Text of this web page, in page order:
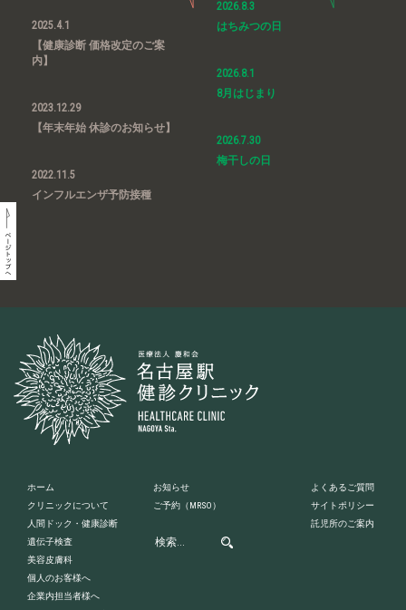
2025.4.1
【健康診断 価格改定のご案
内】
2023.12.29
【年末年始 休診のお知らせ】
2022.11.5
インフルエンザ予防接種
2026.8.3
はちみつの日
2026.8.1
8月はじまり
2026.7.30
梅干しの日
ホーム
クリニックについて
人間ドック・健康診断
遺伝子検査
美容皮膚科
個人のお客様へ
企業内担当者様へ
お知らせ
ご予約 （MRSO）
よくあるご質問
サイトポリシー
託児所のご案内